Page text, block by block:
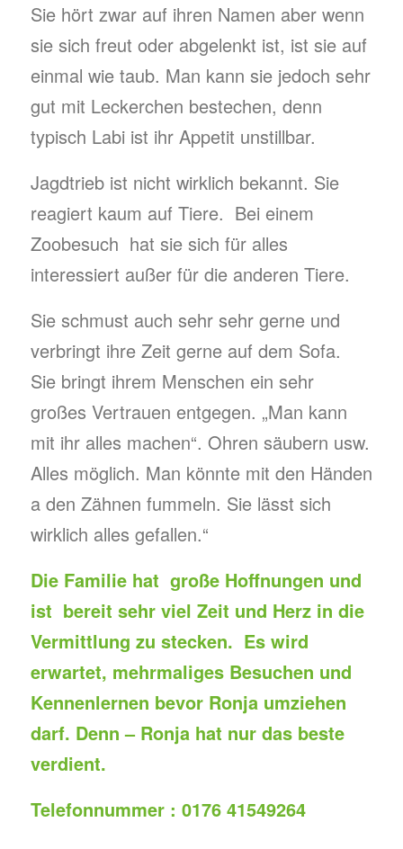
Sie hört zwar auf ihren Namen aber wenn
sie sich freut oder abgelenkt ist, ist sie auf
einmal wie taub. Man kann sie jedoch sehr
gut mit Leckerchen bestechen, denn
typisch Labi ist ihr Appetit unstillbar.
Jagdtrieb ist nicht wirklich bekannt. Sie
reagiert kaum auf Tiere. Bei einem
Zoobesuch hat sie sich für alles
interessiert außer für die anderen Tiere.
Sie schmust auch sehr sehr gerne und
verbringt ihre Zeit gerne auf dem Sofa.
Sie bringt ihrem Menschen ein sehr
großes Vertrauen entgegen. „Man kann
mit ihr alles machen“. Ohren säubern usw.
Alles möglich. Man könnte mit den Händen
a den Zähnen fummeln. Sie lässt sich
wirklich alles gefallen.“
Die Familie hat große Hoffnungen und
ist bereit sehr viel Zeit und Herz in die
Vermittlung zu stecken. Es wird
erwartet, mehrmaliges Besuchen und
Kennenlernen bevor Ronja umziehen
darf. Denn – Ronja hat nur das beste
verdient.
Telefonnummer : 0176 41549264